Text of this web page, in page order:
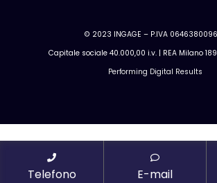
© 2023 INGAGE – P.IVA
Capitale sociale 40.000,00 i.v. | REA Milano
Performing Digital Results
Telefono E-mail